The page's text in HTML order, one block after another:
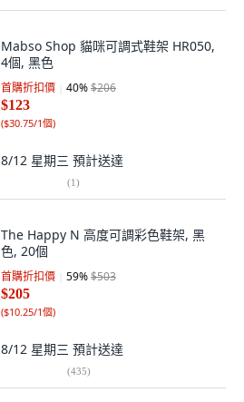
Mabso Shop 貓咪可調式鞋架 HR050,
4個, 黑色
首購折扣價 40%$206
$123
($30.75/1個)
8/12 星期三 預計送達
(1)
The Happy N 高度可調彩色鞋架, 黑
色, 20個
首購折扣價 59%$503
$205
($10.25/1個)
8/12 星期三 預計送達
(435)